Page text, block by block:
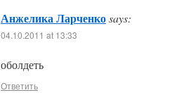
Анжелика Ларченкоsays:
04.10.2011 at 13:33
оболдеть
Ответить